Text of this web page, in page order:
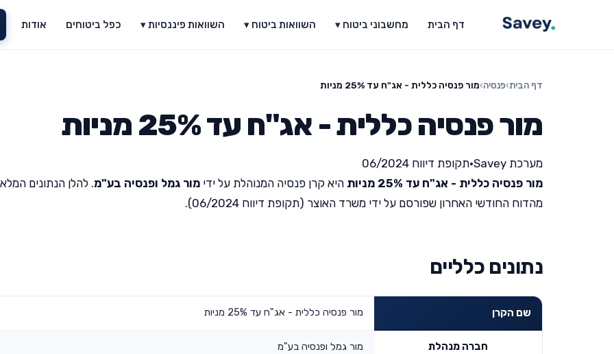
דף הבית מחשבוני ביטוח ▾ השוואות ביטוח ▾ השוואות פיננסיות ▾ כפל ביטוחים אודות
דף הבית›פנסיה›מור פנסיה כללית - אג"ח עד 25% מניות
מור פנסיה כללית - אג"ח עד 25% מניות
מערכת Savey •תקופת דיווח 06/2024
מור פנסיה כללית - אג"ח עד 25% מניות
היא קרן פנסיה המנוהלת על ידי מור גמל ופנסיה בע"מ. להלן הנתונים
מהדוח החודשי האחרון שפורסם על ידי משרד האוצר (תקופת דיווח 06/2024).
נתונים כלליים
שם הקרן מור פנסיה כללית - אג"ח עד 25% מניות
חברה מנהלת מור גמל ופנסיה בע"מ